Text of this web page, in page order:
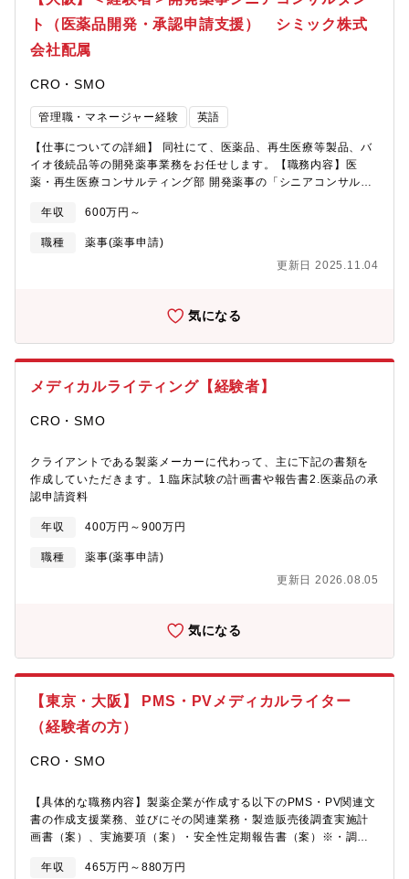
てプロジェクトにアサインされます。【働き方】リモートワーク
を中心に、業務状況や対応事項に応じて、対面での打ち合わせ
「１」または「２」に記載の要件のうち、少なくとも１つを満た
いる方）・申請資料の作成、外国製造業者認定／MF登録／GMP適
合性調査資料のいずれかの経験・低分子・バイオ医薬品の原薬製
造／製剤開発経験２．再生医療等製品（以下3点のうち1点を満た
している方）・生物由来原材料基準に関する知識またはカルタヘ
ナ法に関する知識・PMDA相談経験または治験関連資料／カルタ
ヘナ関連資料のライティング経験・申請資料の作成経験・再生医
ック等のドキュメント整備スキル・AI／VBAなどの情報処理技
像】・クライアント企業との窓口として、専門性を活かした業務
ト（医薬品開発・承認申請支援） シミック株式
会社配属
CRO・SMO
管理職・マネージャー経験 英語
【仕事についての詳細】 同社にて、医薬品、再生医療等製品、バ
イオ後続品等の開発薬事業務をお任せします。【職務内容】医
薬・再生医療コンサルティング部 開発薬事の「シニアコンサルタ
業務内容ですが、ご経験に応じて承認申請資料の作成業務をメイ
ンにご担当いただく方や、プロジェクトマネジメントをお任せす
る方など、役割をご相談させていただければと考えております。
①医療用医薬品、再生医療等製品、バイオ後続品等の承認申請資
算管理と推進、関係部署との連携、調整クライアントとの窓口
成者】・CTD第1部の作成、レビュー、QC点検、作成に伴う管理
資料の作成、レビュー、QC点検、作成に伴う管理（進捗管理、関
成、レビュー、QC点検、作成に伴う管理（進捗管理、関係部署と
（JAN）申請・届出、希少疾病用医薬品指定（ODD）相談・申
請、対面助言資料等の作成支援業務・JAN申請・届出資料の作
成、レビュー、QC点検、作成に伴う管理（進捗管理、関係部署と
検、作成に伴う管理（進捗管理、関係部署との連携、調整等）・
管理、関係部署との連携、調整等）【募集背景】依頼案件が好調
のため【配属部署について】・グループ人数は約25名で、製薬企
プロジェクトに参画し、薬事の専門性を高めることができる環境
てプロジェクトにアサインされます。【働き方】フレックスタイ
ム制度とリモートワークを取り入れた、自由度の高い就業環境で
す。・フレックスタイム制度：コアタイムナシのフルフレックス
で、1日3時間以上就業・リモートワーク：業務の状況や内容に応
年収 600万円～
職種
薬事(薬事申請)
更新日 2025.11.04
気になる
メディカルライティング【経験者】
CRO・SMO
クライアントである製薬メーカーに代わって、主に下記の書類を
作成していただきます。1.臨床試験の計画書や報告書2.医薬品の承
認申請資料
年収 400万円～900万円
職種
薬事(薬事申請)
更新日 2026.08.05
気になる
【東京・大阪】 PMS・PVメディカルライター
（経験者の方）
CRO・SMO
【具体的な職務内容】製薬企業が作成する以下のPMS・PV関連文
書の作成支援業務、並びにその関連業務・製造販売後調査実施計
画書（案）、実施要項（案）・安全性定期報告書（案）※・調査
未知非重篤副作用定期報告（案）等※PMS関連パート及びPV関連
年収 465万円～880万円